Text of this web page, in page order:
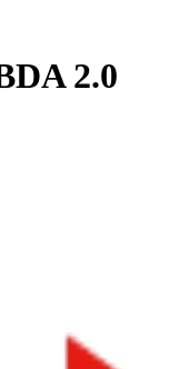
2.0